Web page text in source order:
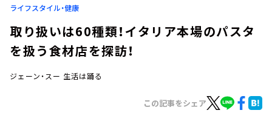
ログイン
ライフスタイル・健康
取り扱いは60種類！イタリア本場のパスタ
を扱う食材店を探訪！
ジェーン・スー 生活は踊る
この記事をシェア